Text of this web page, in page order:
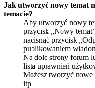
Jak utworzyć nowy temat
temacie?
Aby utworzyć nowy
przycisk „Nowy
nacisnąć przycisk
publikowaniem
Na dole strony forum
lista uprawnień
Możesz tworzyć nowe
itp.